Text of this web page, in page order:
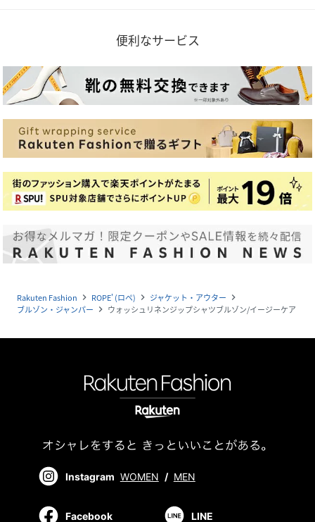
便利なサービス
Rakuten Fashion navigate_next ROPE' (ロペ) navigate_next ジャケット・アウター navigate_next
ブルゾン・ジャンパー navigate_next ウォッシュリネンジップシャツブルゾン/イージーケア
Instagram WOMEN / MEN
Facebook LINE